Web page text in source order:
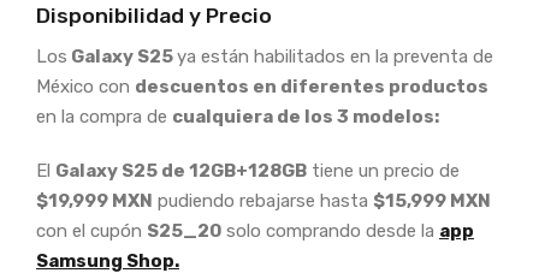
Disponibilidad y Precio
Los Galaxy S25ya están habilitados en la preventa de
México con descuentos en diferentes productos
en la compra de cualquiera de los 3 modelos:
El Galaxy S25 de 12GB+128GB tiene un precio de
$19,999 MXN pudiendo rebajarse hasta $15,999 MXN
con el cupón S25_20 solo comprando desde la app
Samsung Shop.